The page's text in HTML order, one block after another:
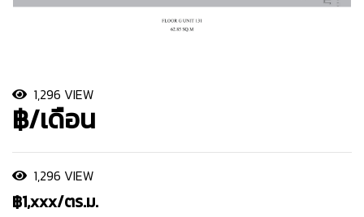
1,296 VIEW
฿/เดือน
1,296 VIEW
฿1,xxx/ตร.ม.